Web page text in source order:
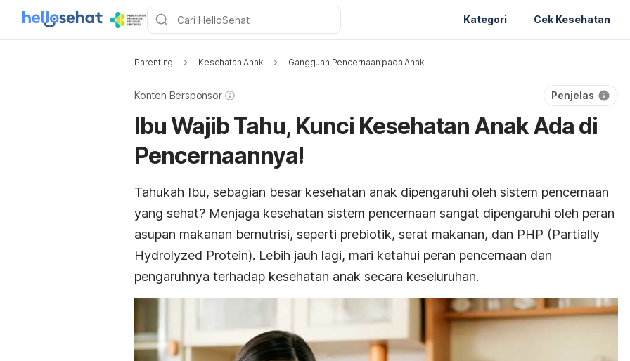
Kategori Cek Kesehatan
Parenting Kesehatan Anak Gangguan Pencernaan pada Anak
Konten Bersponsor Penjelas
Ibu Wajib Tahu, Kunci Kesehatan Anak Ada di
Pencernaannya!
Tahukah Ibu, sebagian besar kesehatan anak dipengaruhi oleh sistem pencernaan
yang sehat? Menjaga kesehatan sistem pencernaan sangat dipengaruhi oleh peran
asupan makanan bernutrisi, seperti prebiotik, serat makanan, dan PHP (Partially
Hydrolyzed Protein). Lebih jauh lagi, mari ketahui peran pencernaan dan
pengaruhnya terhadap kesehatan anak secara keseluruhan.